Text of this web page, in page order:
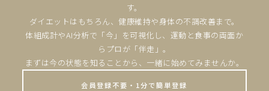
す。
ダイエットはもちろん、健康維持や身体の不調改善まで。
体組成計やAI分析で「今」を可視化し、運動と食事の両面か
らプロが「伴走」。
まずは今の状態を知ることから、一緒に始めてみませんか。
会員登録不要・1分で簡単登録